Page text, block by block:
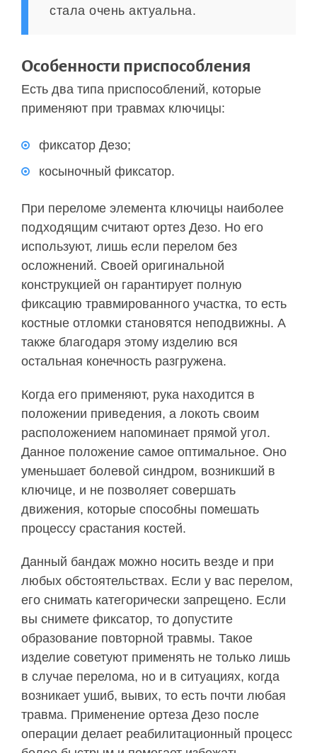
стала очень актуальна.
Особенности приспособления
Есть два типа приспособлений, которые
применяют при травмах ключицы:
фиксатор Дезо;
косыночный фиксатор.
При переломе элемента ключицы наиболее
подходящим считают ортез Дезо. Но его
используют, лишь если перелом без
осложнений. Своей оригинальной
конструкцией он гарантирует полную
фиксацию травмированного участка, то есть
костные отломки становятся неподвижны. А
также благодаря этому изделию вся
остальная конечность разгружена.
Когда его применяют, рука находится в
положении приведения, а локоть своим
расположением напоминает прямой угол.
Данное положение самое оптимальное. Оно
уменьшает болевой синдром, возникший в
ключице, и не позволяет совершать
движения, которые способны помешать
процессу срастания костей.
Данный бандаж можно носить везде и при
любых обстоятельствах. Если у вас перелом,
его снимать категорически запрещено. Если
вы снимете фиксатор, то допустите
образование повторной травмы. Такое
изделие советуют применять не только лишь
в случае перелома, но и в ситуациях, когда
возникает ушиб, вывих, то есть почти любая
травма. Применение ортеза Дезо после
операции делает реабилитационный процесс